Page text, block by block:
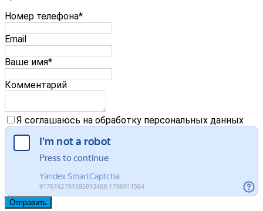
Номер телефона*
Email
Ваше имя*
Комментарий
Я соглашаюсь на обработку персональных данных